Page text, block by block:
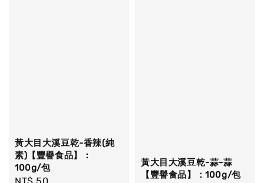
黃大目大溪豆乾-香辣(純
素)【豐譽食品】：
100g/包
黃大目大溪豆乾-蒜-蒜
【豐譽食品】：100g/包